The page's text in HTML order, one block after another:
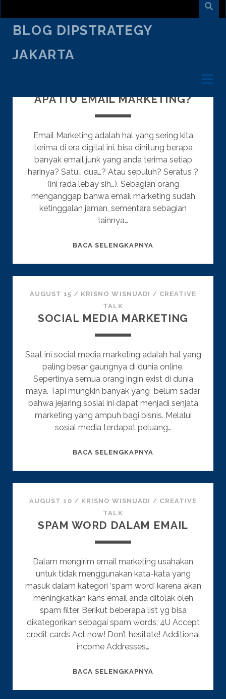
BLOG DIPSTRATEGY
JAKARTA
DiPStrategy
Posts
APA ITU EMAIL MARKETING?
Email Marketing adalah hal yang sering kita
terima di era digital ini. bisa dihitung berapa
banyak email junk yang anda terima setiap
harinya? Satu… dua…? Atau sepuluh? Seratus ?
(ini rada lebay sih…). Sebagian orang
menganggap bahwa email marketing sudah
ketinggalan jaman, sementara sebagian
lainnya…
BACA SELENGKAPNYA
AUGUST 15 / KRISNO WISNUADI / CREATIVE
TALK
SOCIAL MEDIA MARKETING
Saat ini social media marketing adalah hal yang
paling besar gaungnya di dunia online.
Sepertinya semua orang ingin exist di dunia
maya. Tapi mungkin banyak yang belum sadar
bahwa jejaring sosial ini dapat menjadi senjata
marketing yang ampuh bagi bisnis. Melalui
sosial media terdapat peluang…
BACA SELENGKAPNYA
AUGUST 10 / KRISNO WISNUADI / CREATIVE
TALK
SPAM WORD DALAM EMAIL
Dalam mengirim email marketing usahakan
untuk tidak menggunakan kata-kata yang
masuk dalam kategori ‘spam word’ karena akan
meningkatkan kans email anda ditolak oleh
spam filter. Berikut beberapa list yg bisa
dikategorikan sebagai spam words: 4U Accept
credit cards Act now! Don’t hesitate! Additional
income Addresses…
BACA SELENGKAPNYA